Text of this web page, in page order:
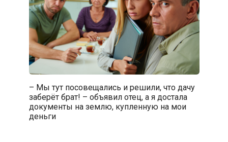
– Мы тут посовещались и решили, что дачу
заберёт брат! – объявил отец, а я достала
документы на землю, купленную на мои
деньги